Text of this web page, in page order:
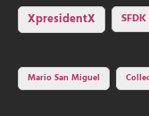
XpresidentX SFDK
Mario San Miguel